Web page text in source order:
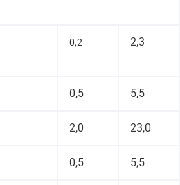
0,2 2,3
0,5 5,5
2,0 23,0
0,5 5,5